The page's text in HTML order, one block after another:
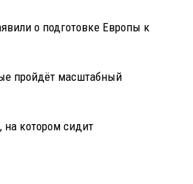
о подготовке Европы к
пройдёт масштабный
на котором сидит